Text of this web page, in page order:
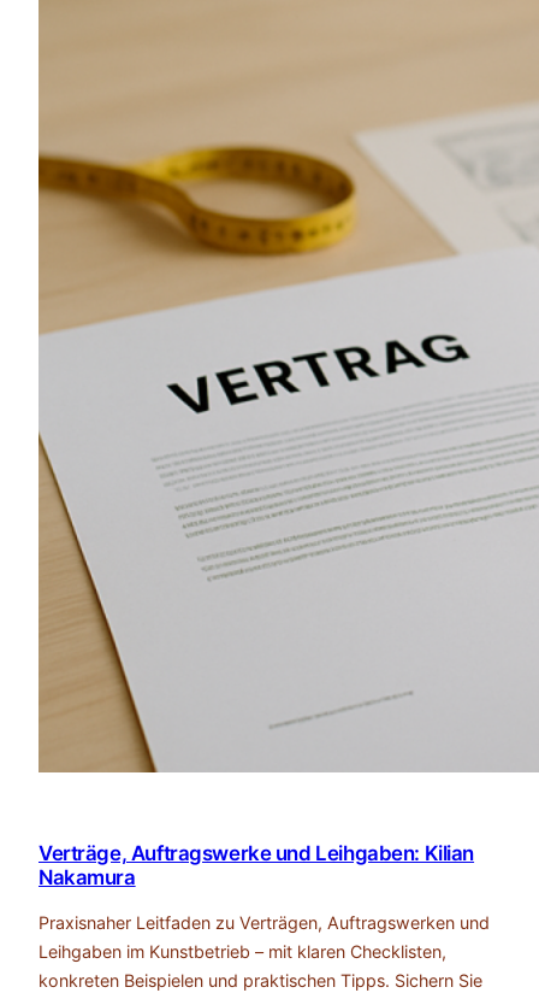
Verträge, Auftragswerke und Leihgaben: Kilian
Nakamura
Praxisnaher Leitfaden zu Verträgen, Auftragswerken und
Leihgaben im Kunstbetrieb – mit klaren Checklisten,
konkreten Beispielen und praktischen Tipps. Sichern Sie